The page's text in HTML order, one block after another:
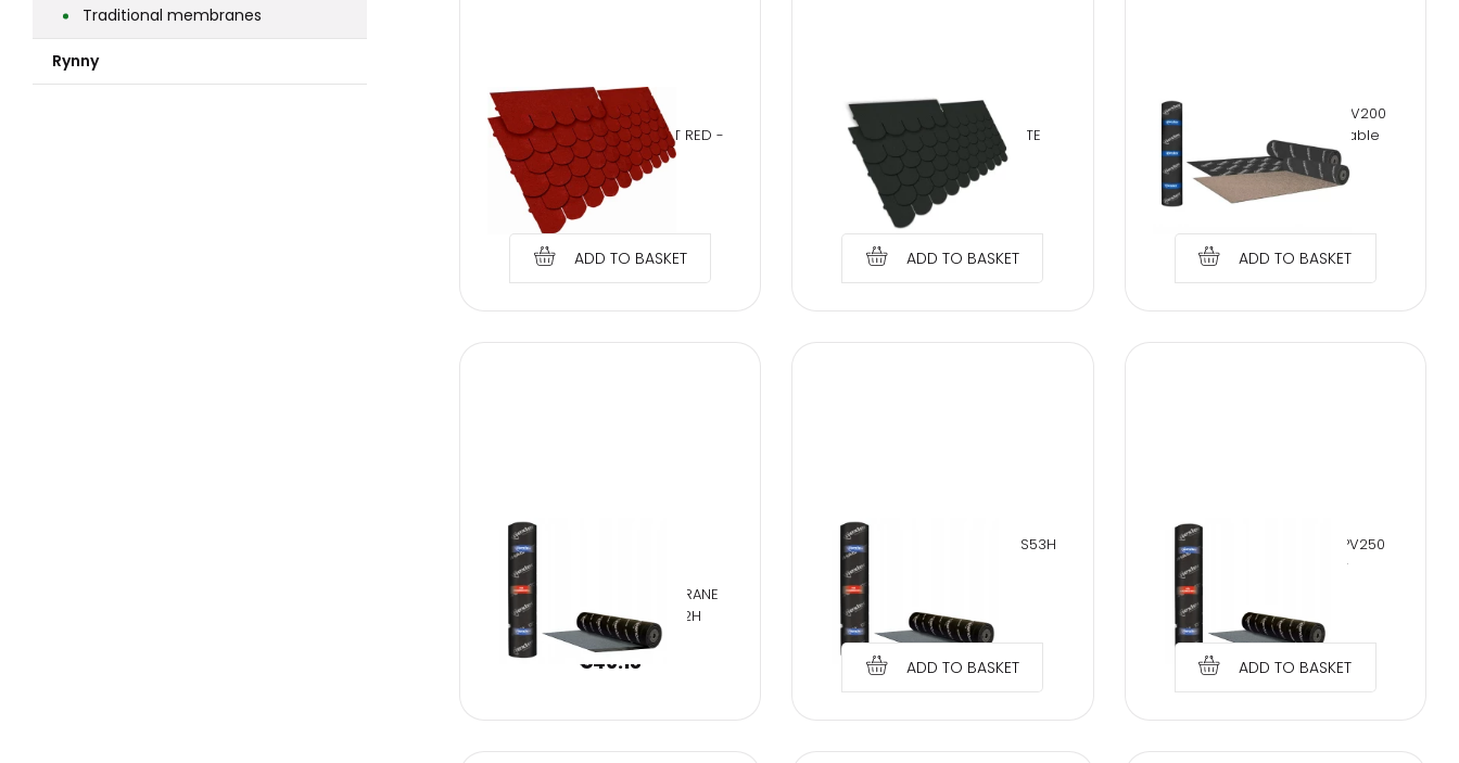
Traditional membranes
Rynny
IZOHAN GONT 800 CARPET RED -
3m2/package
€21.91
ADD TO BASKET
IZOHAN GONT 800 GRAPHITE
CARPET - 3m2/package
€ 21.91
ADD TO BASKET
PAPA NEXLER Medium PYE PV200
S40, roll 7.5 m2 heat sealable
underlay
€42.40
ADD TO BASKET
HEAT SEAL ROOFING MEMBRANE
NEXLER PJ PYE PV250 S52H
€40.18
NEXLER PREMIUM PYE PV250 S53H
€38.72
ADD TO BASKET
PAPA NEXLER MEDIUM PYE PV250
S52H 6m2 top cover
€33.46
ADD TO BASKET